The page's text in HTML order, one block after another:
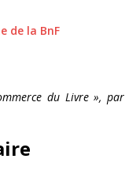
de la BnF
du Livre », par